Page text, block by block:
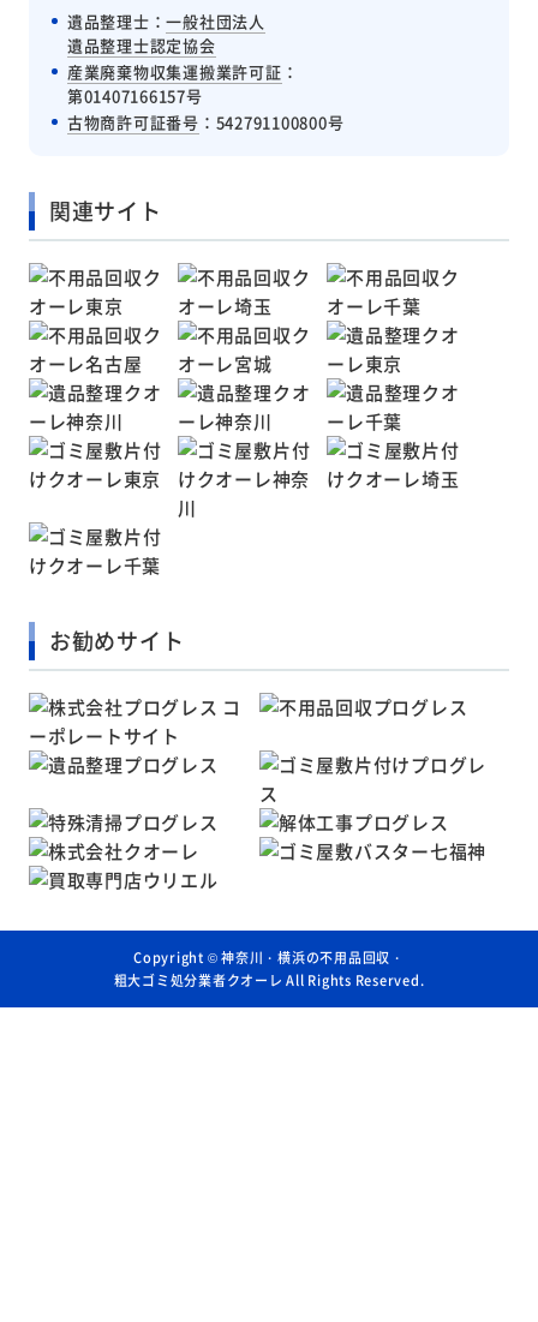
遺品整理士：一般社団法人
遺品整理士認定協会
産業廃棄物収集運搬業許可証 ：
第01407166157号
古物商許可証番号 ：542791100800号
関連サイト
お勧めサイト
Copyright ©神奈川・横浜の不用品回収・
粗大ゴミ処分業者クオーレ All Rights Reserved.